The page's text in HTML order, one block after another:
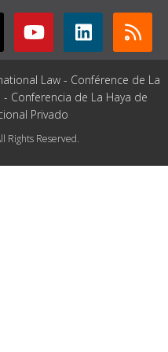
Law - Conférence de La
Conferencia de La Haya de
Privado
Rights Reserved.